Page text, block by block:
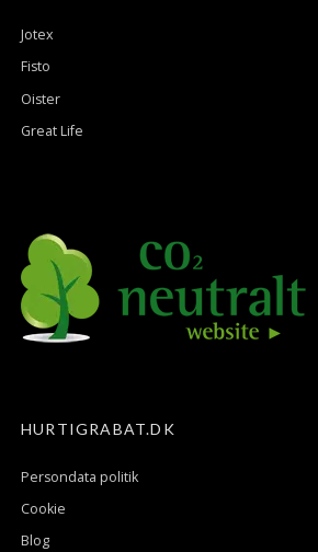
Jotex
Fisto
Oister
Great Life
HURTIGRABAT.DK
Persondata politik
Cookie
Blog